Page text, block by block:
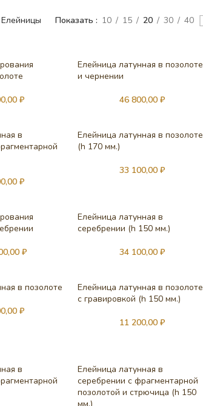
Елейницы Показать 10 15 20 30 40
₽
Елейница латунная в позолоте
и чернении
46 800,00₽
в
₽
Елейница латунная в позолоте
(h 170 мм.)
33 100,00₽
₽
Елейница латунная в
серебрении (h 150 мм.)
34 100,00₽
в позолоте
₽
Елейница латунная в позолоте
с гравировкой (h 150 мм.)
11 200,00₽
в
Елейница латунная в
серебрении с фрагментарной
позолотой и стрючица (h 150